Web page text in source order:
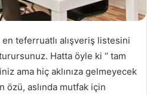
en teferruatlı alışveriş listesini
Hatta öyle ki ‘’ tam
ama hiç aklınıza gelmeyecek
özü, aslında mutfak için